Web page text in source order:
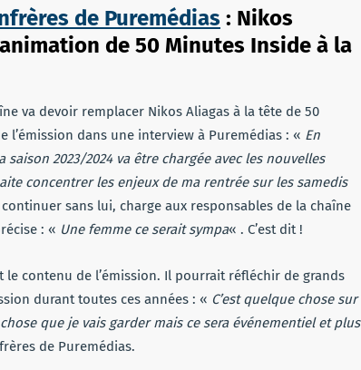
de Puremédias : Nikos
de 50 Minutes Inside à la
va devoir remplacer Nikos Aliagas à la tête de 50
l’émission dans une interview à Puremédias : « En
2023/2024 va être chargée avec les nouvelles
concentrer les enjeux de ma rentrée sur les samedis
sans lui, charge aux responsables de la chaîne
: « Une femme ce serait sympa« . C’est dit !
le contenu de l’émission. Il pourrait réfléchir de grands
durant toutes ces années : « C’est quelque chose sur
que je vais garder mais ce sera événementiel et plus
de Puremédias.